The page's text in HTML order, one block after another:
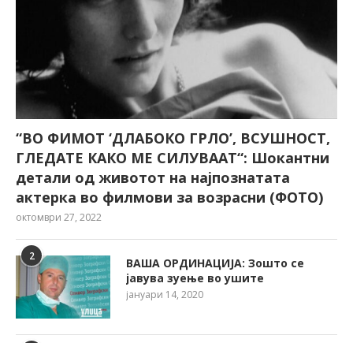
“ВО ФИМОТ ‘ДЛАБОКО ГРЛО’, ВСУШНОСТ,
ГЛЕДАТЕ КАКО МЕ СИЛУВААТ“: Шокантни
детали од животот на најпознатата
актерка во филмови за возрасни (ФОТО)
октомври 27, 2022
2
ВАША ОРДИНАЦИЈА: Зошто се
јавува зуење во ушите
јануари 14, 2020